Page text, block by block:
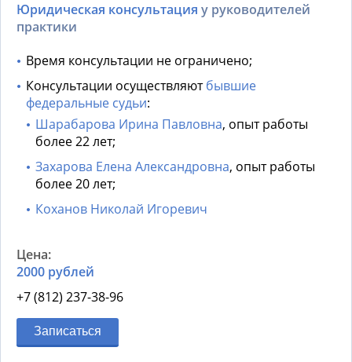
Юридическая консультация у руководителей
практики
Время консультации не ограничено;
Консультации осуществляютбывшие
федеральные судьи:
Шарабарова Ирина Павловна, опыт работы
более 22 лет;
Захарова Елена Александровна, опыт работы
более 20 лет;
Коханов Николай Игоревич
2000 рублей
+7 (812) 237-38-96
Записаться